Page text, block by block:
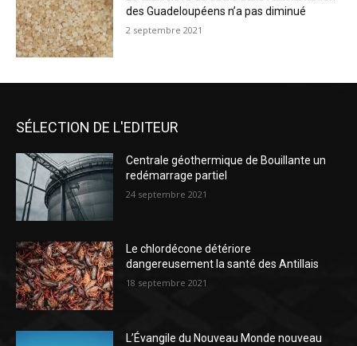
des Guadeloupéens n’a pas diminué
2 septembre 2021
SÉLECTION DE L'EDITEUR
Centrale géothermique de Bouillante un
redémarrage partiel
24 septembre 2021
Le chlordécone détériore
dangereusement la santé des Antillais
18 septembre 2021
L’Évangile du Nouveau Monde nouveau